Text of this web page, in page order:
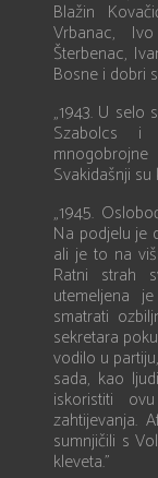
Blažin
Vrbanac,
Šterbenac,
Bosne i dobri
„1943. U
Szabolcs i
Svakidašnji
„1945.
Na podjelu je
ali je to na
Ratni strah
utemeljena
smatrati
sekretara
vodilo u
sada, kao
iskoristiti
zahtijevanja.
sumnjičili s
kleveta.”